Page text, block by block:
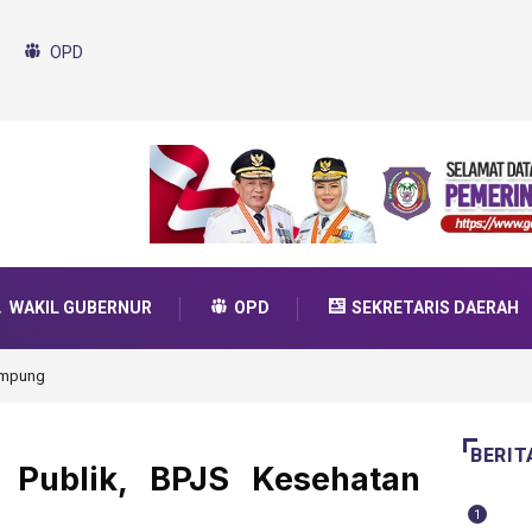
OPD
WAKIL GUBERNUR OPD SEKRETARIS DAERAH
Transformasi 2025
BPJS Kesehatan
1